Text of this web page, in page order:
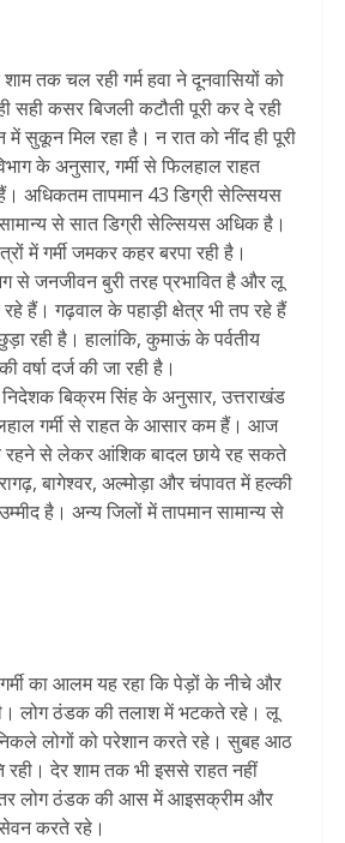
तक चल रही गर्म हवा ने दूनवासियों को
सही कसर बिजली कटौती पूरी कर दे रही
में सुकून मिल रहा है। न रात को नींद ही पूरी
के अनुसार, गर्मी से फिलहाल राहत
अधिकतम तापमान 43 डिग्री सेल्सियस
से सात डिग्री सेल्सियस अधिक है।
में गर्मी जमकर कहर बरपा रही है।
जनजीवन बुरी तरह प्रभावित है और लू
हैं। गढ़वाल के पहाड़ी क्षेत्र भी तप रहे हैं
रही है। हालांकि, कुमाऊं के पर्वतीय
वर्षा दर्ज की जा रही है।
निदेशक बिक्रम सिंह के अनुसार, उत्तराखंड
गर्मी से राहत के आसार कम हैं। आज
रहने से लेकर आंशिक बादल छाये रह सकते
बागेश्वर, अल्मोड़ा और चंपावत में हल्की
है। अन्य जिलों में तापमान सामान्य से
का आलम यह रहा कि पेड़ों के नीचे और
लोग ठंडक की तलाश में भटकते रहे। लू
लोगों को परेशान करते रहे। सुबह आठ
रही। देर शाम तक भी इससे राहत नहीं
लोग ठंडक की आस में आइसक्रीम और
सेवन करते रहे।